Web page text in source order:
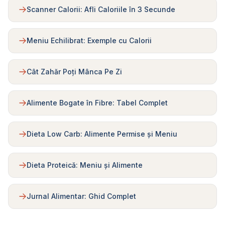
Scanner Calorii: Afli Caloriile în 3 Secunde
Meniu Echilibrat: Exemple cu Calorii
Cât Zahăr Poți Mânca Pe Zi
Alimente Bogate în Fibre: Tabel Complet
Dieta Low Carb: Alimente Permise și Meniu
Dieta Proteică: Meniu și Alimente
Jurnal Alimentar: Ghid Complet